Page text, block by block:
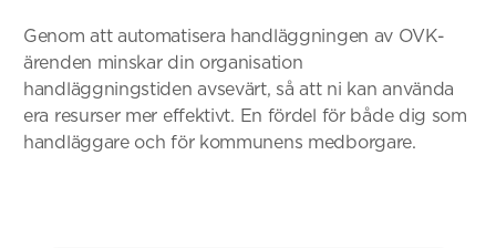
Genom att automatisera handläggningen av OVK-
ärenden minskar din organisation
handläggningstiden avsevärt, så att ni kan använda
era resurser mer effektivt. En fördel för både dig som
handläggare och för kommunens medborgare.